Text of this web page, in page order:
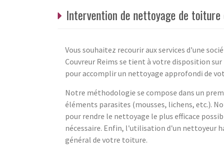
Intervention de nettoyage de
Vous souhaitez recourir aux services d'une
Couvreur Reims se tient à votre disposition
pour accomplir un nettoyage approfondi de
Notre méthodologie se compose dans un
éléments parasites (mousses, lichens, etc.).
pour rendre le nettoyage le plus efficace
nécessaire. Enfin, l'utilisation d'un nettoyeur
général de votre toiture.